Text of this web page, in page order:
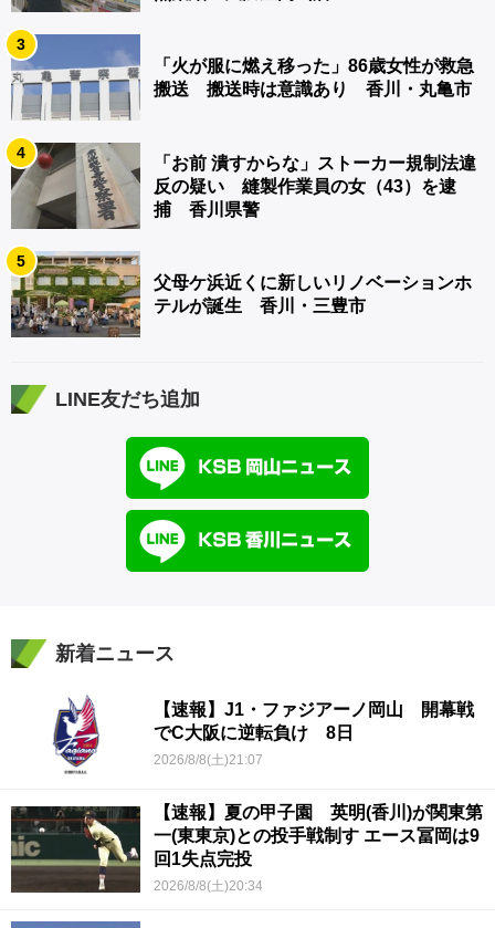
3
「火が服に燃え移った」86歳女性が救急
搬送 搬送時は意識あり 香川・丸亀市
4
「お前 潰すからな」ストーカー規制法違
反の疑い 縫製作業員の女（43）を逮
捕 香川県警
5
父母ケ浜近くに新しいリノベーションホ
テルが誕生 香川・三豊市
LINE友だち追加
新着ニュース
【速報】J1・ファジアーノ岡山 開幕戦
でC大阪に逆転負け 8日
2026/8/8(土)21:07
【速報】夏の甲子園 英明(香川)が関東第
一(東東京)との投手戦制す エース冨岡は9
回1失点完投
2026/8/8(土)20:34